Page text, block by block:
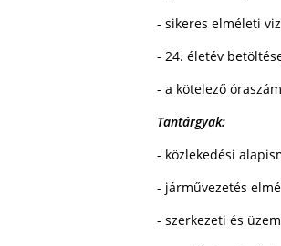
- sikeres elméleti
- 24. életév
- a kötelező
Tantárgyak:
- közlekedési
- járművezetés
- szerkezeti és